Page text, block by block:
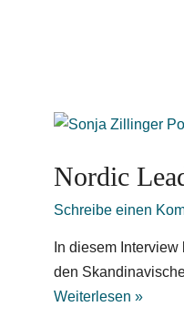
Nordic
Schreibe einen
In diesem
den
Nordic
Was
von
den
Skandinaviern
lernen
Weiterlesen »